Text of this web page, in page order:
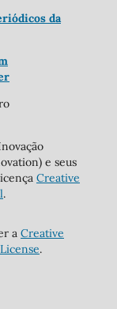
da
e seus
Creative
.
a Creative
.